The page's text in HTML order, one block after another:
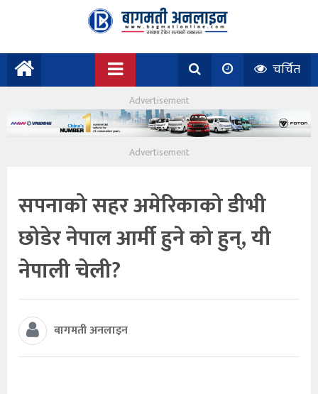
चर्चित
सपनाको सहर अमेरिकाको डीभी
छोडेर नेपाल आर्मी हुने को हुन्, यी
नेपाली चेली?
बागमती अनलाइन